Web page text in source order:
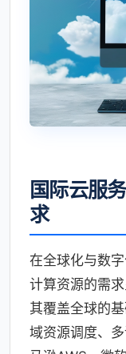
国际云服
求
在全球化与数
计算资源的需
其覆盖全球的
域资源调度、